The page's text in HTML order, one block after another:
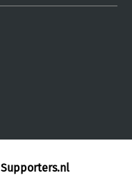
Supporters.nl